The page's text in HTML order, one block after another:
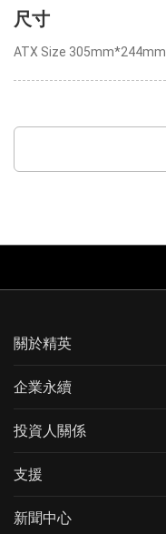
尺寸
ATX Size 305mm*244mm
關於精英
企業永續
投資人關係
支援
新聞中心